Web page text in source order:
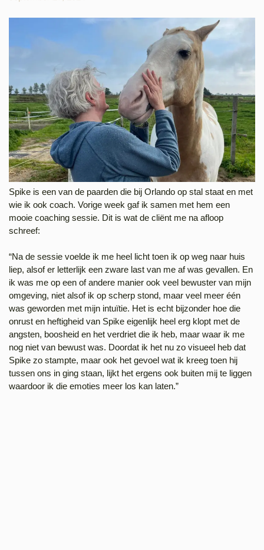
Spike is een van de paarden die bij Orlando op stal staat en met
wie ik ook coach. Vorige week gaf ik samen met hem een
mooie coaching sessie. Dit is wat de cliënt me na afloop
schreef:
“Na de sessie voelde ik me heel licht toen ik op weg naar huis
liep, alsof er letterlijk een zware last van me af was gevallen. En
ik was me op een of andere manier ook veel bewuster van mijn
omgeving, niet alsof ik op scherp stond, maar veel meer één
was geworden met mijn intuïtie. Het is echt bijzonder hoe die
onrust en heftigheid van Spike eigenlijk heel erg klopt met de
angsten, boosheid en het verdriet die ik heb, maar waar ik me
nog niet van bewust was. Doordat ik het nu zo visueel heb dat
Spike zo stampte, maar ook het gevoel wat ik kreeg toen hij
tussen ons in ging staan, lijkt het ergens ook buiten mij te liggen
waardoor ik die emoties meer los kan laten.”